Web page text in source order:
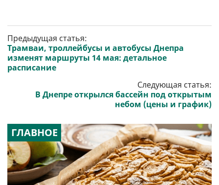
Предыдущая статья:
Трамваи, троллейбусы и автобусы Днепра
изменят маршруты 14 мая: детальное
расписание
Следующая статья:
В Днепре открылся бассейн под открытым
небом (цены и график)
ГЛАВНОЕ